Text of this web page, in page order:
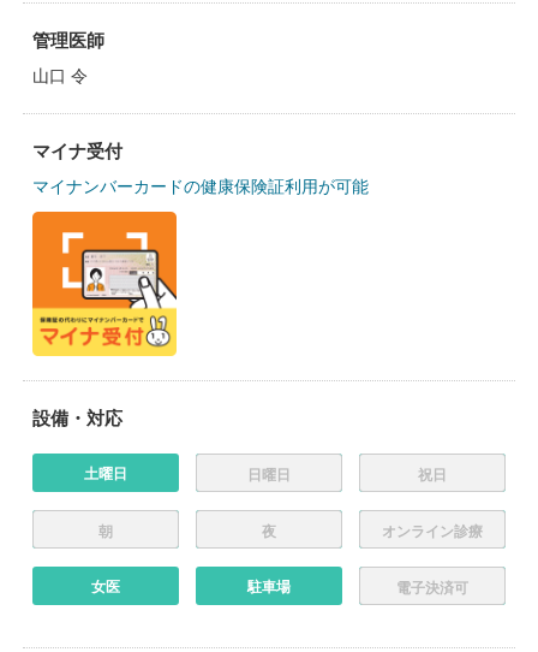
管理医師
山口 令
マイナ受付
マイナンバーカードの健康保険証利用が可能
設備・対応
土曜日 日曜日 祝日
朝 夜 オンライン診療
女医 駐車場 電子決済可